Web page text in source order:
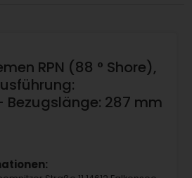
RPN (88 ° Shore),
287 mm